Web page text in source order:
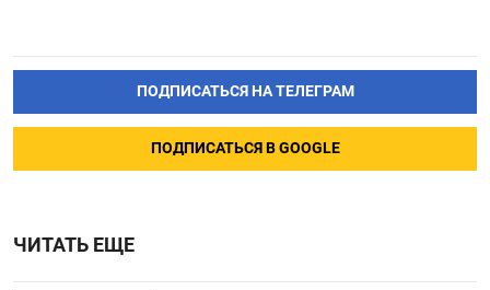
ПОДПИСАТЬСЯ НА ТЕЛЕГРАМ
ПОДПИСАТЬСЯ В GOOGLE
ЧИТАТЬ ЕЩЕ